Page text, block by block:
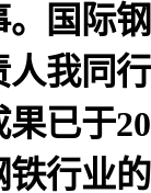
国际
我同
已于
行业